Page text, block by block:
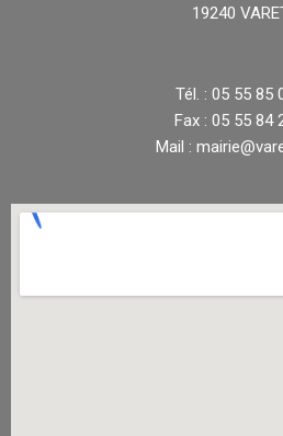
19240
Tél. : 05 55 85
Fax : 05 55 84
Mail :